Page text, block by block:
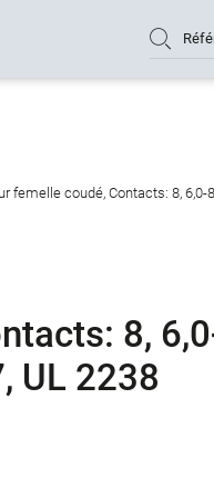
femelle coudé, Contacts: 8,
8,
UL 2238